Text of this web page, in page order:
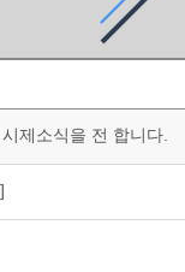
제소식을 전 합니다.